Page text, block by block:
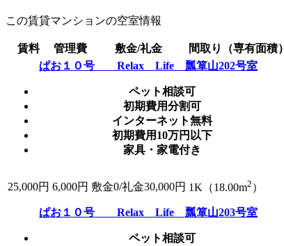
この賃貸マンションの空室情報
賃料 管理費 敷金/礼金
間取り（専有面積）
ぱお１０号 Relax Life 瓢箪山202号室
ペット相談可
初期費用分割可
インターネット無料
初期費用10万円以下
家具・家電付き
25,000円 6,000円 敷金0/礼金30,000円 1K（18.00m2 ）
ぱお１０号 Relax Life 瓢箪山203号室
ペット相談可